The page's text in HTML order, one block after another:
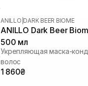
ANILLO DARK BEER BIOME
ANILLO Dark Beer
500 мл
Укрепляющая маска-
волос
1 860₴